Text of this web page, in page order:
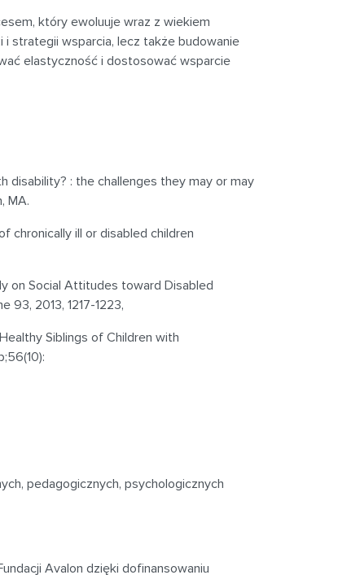
który ewoluuje wraz z wiekiem
i strategii wsparcia, lecz także budowanie
elastyczność i dostosować wsparcie
disability? : the challenges they may or may
MA.
chronically ill or disabled children
on Social Attitudes toward Disabled
93, 2013, 1217-1223,
Siblings of Children with
pedagogicznych, psychologicznych
Avalon dzięki dofinansowaniu